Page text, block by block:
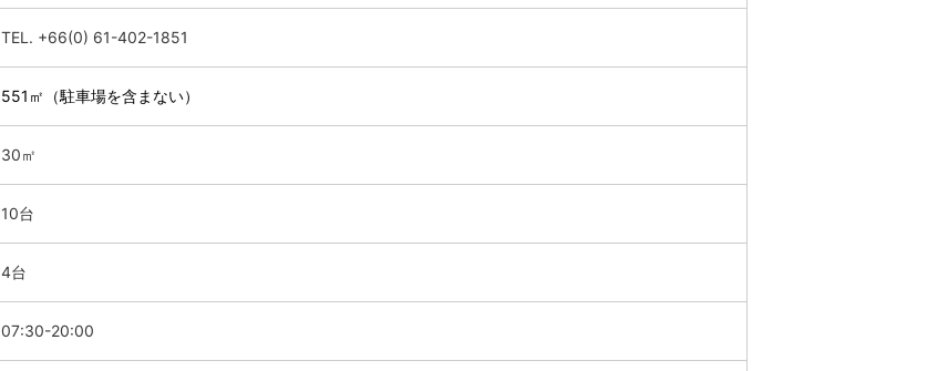
TEL. +66(0) 61-402-1851
551㎡（駐車場を含まない）
30㎡
10台
4台
07:30-20:00